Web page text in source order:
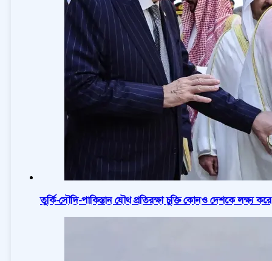
তুর্কি-সৌদি-পাকিস্তান যৌথ প্রতিরক্ষা চুক্তি কোনও দেশকে লক্ষ্য